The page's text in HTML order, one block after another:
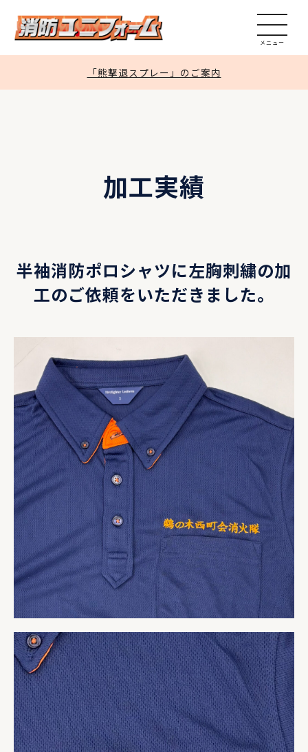
加工実績
見積依頼
問い合わせ
「熊撃退スプレー」のご案内
加工実績
半袖消防ポロシャツに左胸刺繍の加
工のご依頼をいただきました。